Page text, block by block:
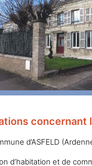
concernant
d’ASFELD
d’habitation et de